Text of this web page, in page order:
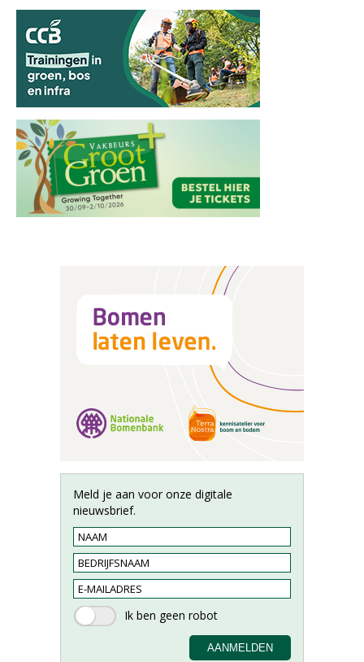
Meld je aan voor onze digitale
nieuwsbrief.